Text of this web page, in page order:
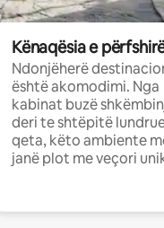
Kënaqësia e
Ndonjëherë
është akomodimi. Nga
kabinat buzë
deri te shtëpitë
qeta, këto ambiente
janë plot me veçori